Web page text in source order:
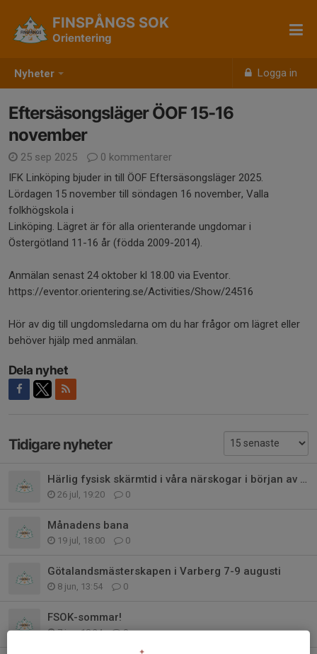
Nyheter Logga in
FINSPÅNGS SOK
Orientering
Eftersäsongsläger ÖOF 15-16
november
25 sep 2025
0 kommentarer
IFK Linköping bjuder in till ÖOF Eftersäsongsläger 2025.
Lördagen 15 november till söndagen 16 november, Valla
folkhögskola i
Linköping. Lägret är för alla orienterande ungdomar i
Östergötland 11-16 år (födda 2009-2014).
Anmälan senast 24 oktober kl 18.00 via Eventor.
https://eventor.orientering.se/Activities/Show/24516
Hör av dig till ungdomsledarna om du har frågor om lägret eller
behöver hjälp med anmälan.
Dela nyhet
Tidigare nyheter
Härlig fysisk skärmtid i våra närskogar i början av augusti
26 jul, 19:20 0
Månadens bana
19 jul, 18:00 0
Götalandsmästerskapen i Varberg 7-9 augusti
8 jun, 13:54 0
FSOK-sommar!
7 jun, 18:24 0